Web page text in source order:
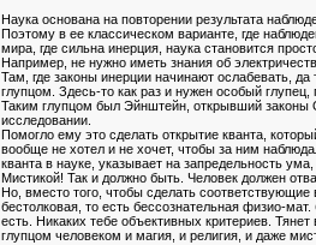
Наука основана на повторении результата
Поэтому в ее классическом варианте, где
мира, где сильна инерция, наука становится
Например, не нужно иметь знания об
Там, где законы инерции начинают ослабевать, да
глупцом. Здесь-то как раз и нужен особый глупец,
Таким глупцом был Эйнштейн, открывший
исследовании.
Помогло ему это сделать открытие кванта,
вообще не хотел и не хочет, чтобы за ним
кванта в науке, указывает на запредельность
Мистикой! Так и должно быть. Человек должен
Но, вместо того, чтобы сделать
бестолковая, то есть бессознательная физио-
есть. Никаких тебе объективных критериев.
глупцом человеком и магия, и религия, и даже